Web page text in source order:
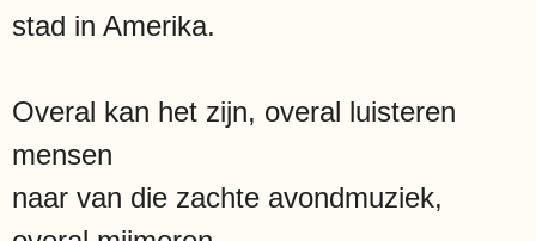
stad in Amerika.
Overal kan het zijn, overal luisteren
mensen
naar van die zachte avondmuziek,